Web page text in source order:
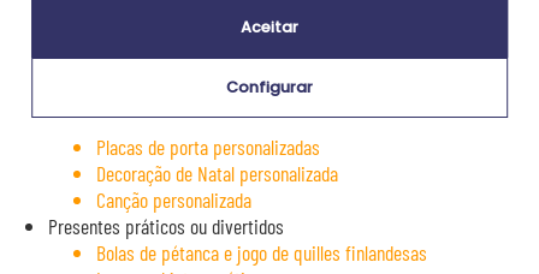
Plantas e flores personalizadas
Troféus e placas decorativas personalizadas
Caixas de arrumação com nome
Lâmpadas personalizadas
Molduras fotográficas personalizadas
Placas de porta personalizadas
Decoração de Natal personalizada
Canção personalizada
Presentes práticos ou divertidos
Bolas de pétanca e jogo de quilles finlandesas
Aceitar
Configurar